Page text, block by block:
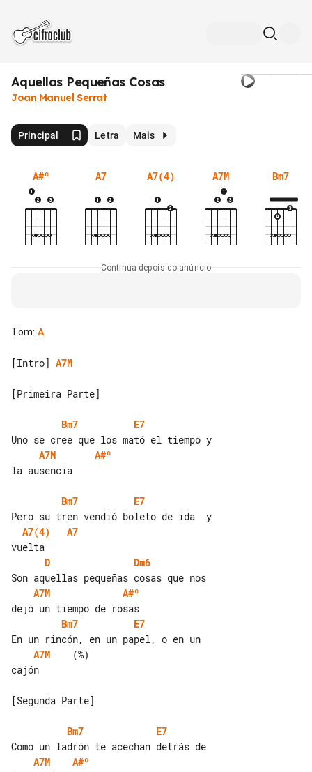
Aquellas Pequeñas Cosas
Joan Manuel Serrat
Principal Letra Mais
A#º A7 A7(4) A7M Bm7
Continua depois do anúncio
Tom: A
[Intro] A7M
[Primeira Parte]
Bm7
E7
A7M
A#º
la ausencia
Bm7
E7
A7(4)
A7
D
Dm6
A7M
A#º
Bm7
E7
A7M
    (%)
cajón
[Segunda Parte]
Bm7
E7
A7M
A#º